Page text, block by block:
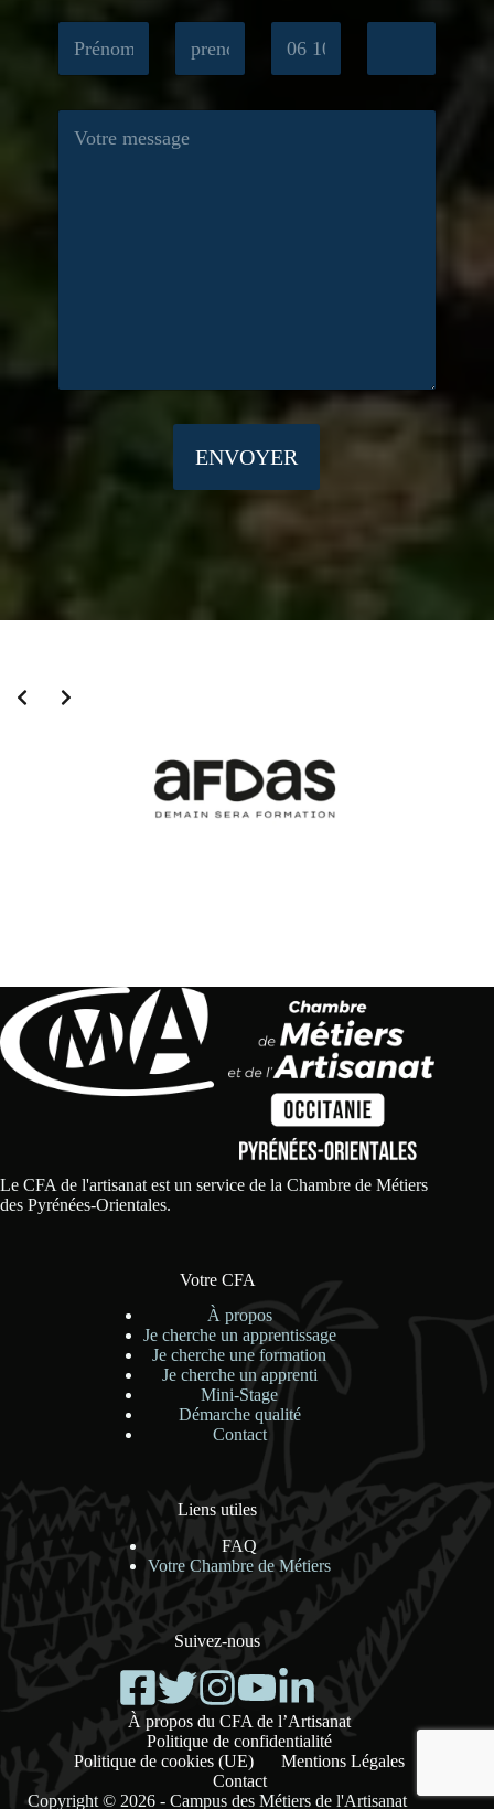
ENVOYER
Le CFA de l'artisanat est un service de la Chambre de Métiers
des Pyrénées-Orientales.
Votre CFA
À propos
Je cherche un apprentissage
Je cherche une formation
Je cherche un apprenti
Mini-Stage
Démarche qualité
Contact
Liens utiles
FAQ
Votre Chambre de Métiers
Suivez-nous
À propos du CFA de l’Artisanat
Politique de confidentialité
Politique de cookies (UE)
Mentions Légales
Contact
Copyright © 2026 - Campus des Métiers de l'Artisanat